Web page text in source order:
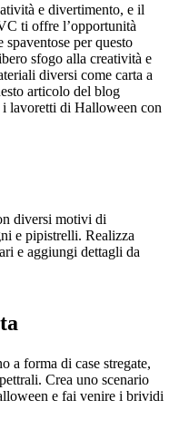
e divertimento, e il
ti offre l’opportunità
per questo
sfogo alla creatività e
diversi come carta a
articolo del blog
i lavoretti di Halloween con
diversi motivi di
e pipistrelli. Realizza
e aggiungi dettagli da
a forma di case stregate,
Crea uno scenario
e fai venire i brividi